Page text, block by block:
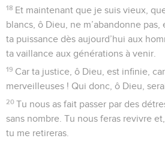
18 Et maintenant que je suis vieux,
blancs, ô Dieu, ne m’abandonne
ta puissance dès aujourd’hui aux
ta vaillance aux générations à venir.
19 Car ta justice, ô Dieu, est infinie,
merveilleuses ! Qui donc, ô Dieu,
20 Tu nous as fait passer par des
sans nombre. Tu nous feras revivre
tu me retireras.